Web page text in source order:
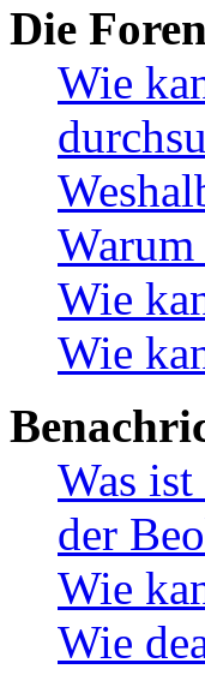
Die
Wie
Warum
Wie
Wie
Was
der
Wie
Wie